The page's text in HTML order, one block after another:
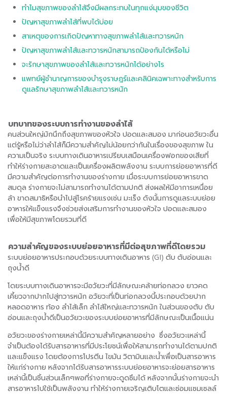
ทำไมสุขภาพของลำไส้จึงมีผลกระทบในทุกแง่มุมของชีวิต
ปัญหาสุขภาพลำไส้ที่พบได้บ่อย
สาเหตุของการเกิดปัญหาทางสุขภาพลำไส้และทวารหนัก
ปัญหาสุขภาพลำไส้และทวารหนักสามารถป้องกันได้หรือไม่
จะรักษาสุขภาพของลำไส้และทวารหนักได้อย่างไร
แพทย์ผู้ชำนาญการของบำรุงราษฎร์และคลินิคเฉพาะทางสำหรับการ
ดูแลรักษาสุขภาพลำไส้และทวารหนัก
บทบาทของระบบการทำงานของลำไส้
คนส่วนใหญ่มักนึกถึงสุขภาพของหัวใจ ปอดและสมอง มาก่อนอวัยวะอื่น
แต่รู้หรือไม่ว่าลำไส้ก็มีความสำคัญไม่น้อยกว่ากันในเรื่องของสุขภาพ ใน
ความเป็นจริง ระบบทางเดินอาหารเปรียบเสมือนเครื่องฟอกของเสียที่
ทำให้ร่างกายสะอาดและเป็นเครื่องผลิตพลังงาน ระบบการย่อยอาหารที่ดี
มีความสำคัญต่อการทำงานของร่างกาย เมื่อระบบการย่อยอาหารขาด
สมดุล ร่างกายจะไม่สามารถทำงานได้ตามปกติ ส่งผลให้มีอาการเหนื่อย
ล้า ขาดสมาธิหรือนำไปสู่โรคร้ายแรงเช่น มะเร็ง ดังนั้นการดูแลระบบย่อย
อาหารให้แข็งแรงจึงช่วยส่งเสริมการทำงานของหัวใจ ปอดและสมอง
เพื่อให้มีสุขภาพโดยรวมที่ดี
ความสำคัญของระบบย่อยอาหารที่มีต่อสุขภาพที่ดีโดยรวม
ระบบย่อยอาหารประกอบด้วยระบบทางเดินอาหาร (GI) ตับ ตับอ่อนและ
ถุงน้ำดี
โดยระบบทางเดินอาหารจะมีอวัยวะที่มีลักษณะคล้ายท่อกลวง ยาวคด
เคี้ยวจากปากไปสู่ทวารหนัก อวัยวะที่เป็นท่อกลวงนี้ประกอบด้วยปาก
หลอดอาหาร ท้อง ลำไส้เล็ก ลำไส้ใหญ่และทวารหนัก ในส่วนของตับ ตับ
อ่อนและถุงน้ำดีเป็นอวัยวะของระบบย่อยอาหารที่มีลักษณะเป็นเนื้อแน่น
อวัยวะของร่างกายเหล่านี้มีความสำคัญหลายอย่าง ซึ่งอวัยวะเหล่านี้
จำเป็นต้องได้รับสารอาหารที่มีประโยชน์เพื่อให้สามารถทำงานได้ตามปกติ
และแข็งแรง โดยต้องการโปรตีน ไขมัน วิตามินและน้ำเพื่อเป็นสารอาหาร
ให้แก่ร่างกาย หลังจากได้รับสารอาหารระบบย่อยอาหารจะย่อยสารอาหาร
เหล่านี้เป็นชิ้นส่วนเล็กๆพอที่ร่างกายจะดูดซึมได้ หลังจากนั้นร่างกายจะนำ
สารอาหารไปใช้เป็นพลังงาน ทำให้ร่างกายเจริญเติบโตและซ่อมแซมเซลล์